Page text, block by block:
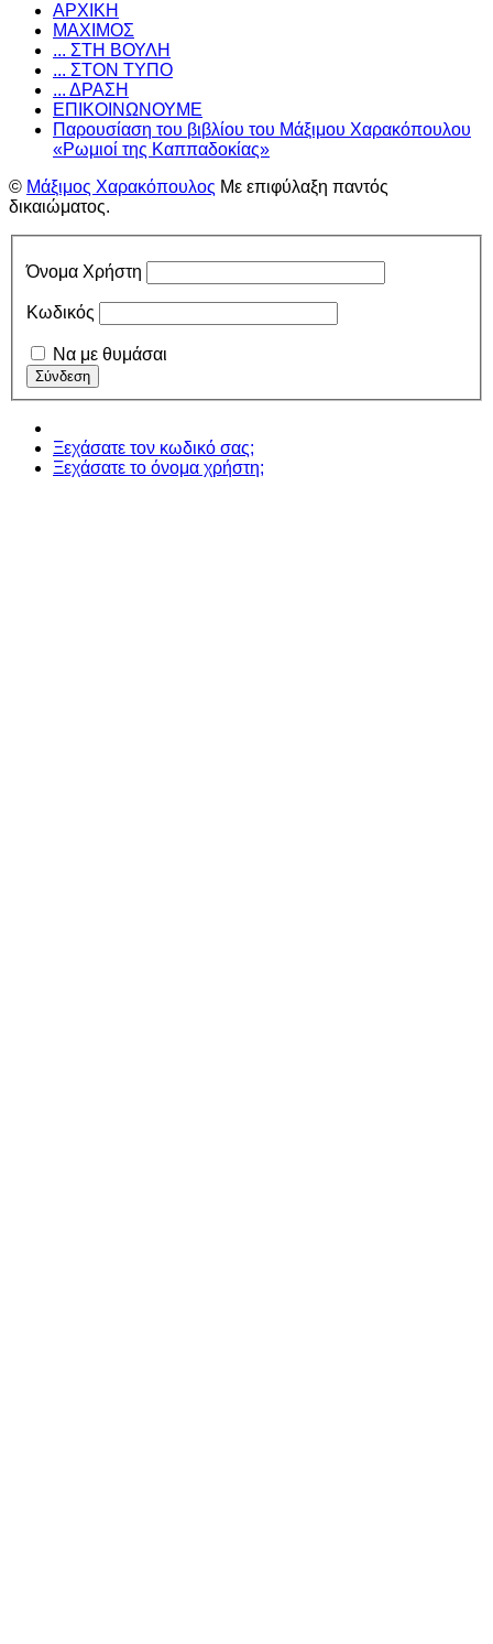
ΑΡΧΙΚΗ
ΜΑΧΙΜΟΣ
... ΣΤΗ ΒΟΥΛΗ
... ΣΤΟΝ ΤΥΠΟ
... ΔΡΑΣΗ
ΕΠΙΚΟΙΝΩΝΟΥΜΕ
Παρουσίαση του βιβλίου του Μάξιμου Χαρακόπουλου
«Ρωμιοί της Καππαδοκίας»
© Μάξιμος Χαρακόπουλος Με επιφύλαξη παντός
δικαιώματος.
Όνομα Χρήστη
Κωδικός
Να με θυμάσαι
Ξεχάσατε τον κωδικό σας;
Ξεχάσατε το όνομα χρήστη;